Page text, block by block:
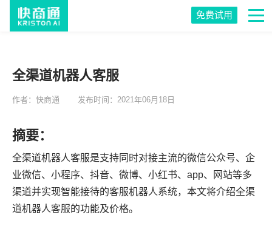
免费试用
全渠道机器人客服
作者：快商通 发布时间：2021年06月18日
摘要：
全渠道机器人客服是支持同时对接主流的微信公众号、企
业微信、小程序、抖音、微博、小红书、app、网站等多
渠道并实现智能接待的客服机器人系统，本文将介绍全渠
道机器人客服的功能及价格。